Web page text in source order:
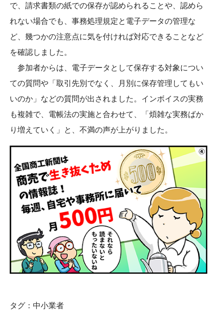
で、請求書類の紙での保存が認められることや、認めら
れない場合でも、事務処理規定と電子データの管理な
ど、幾つかの注意点に気を付ければ対応できることなど
を確認しました。
参加者からは、電子データとして保存する対象につい
ての質問や「取引先別でなく、月別に保存管理してもい
いのか」などの質問が出されました。インボイスの実務
も複雑で、電帳法の実施と合わせて、「煩雑な実務ばか
り増えていく」と、不満の声が上がりました。
タグ： 中小業者